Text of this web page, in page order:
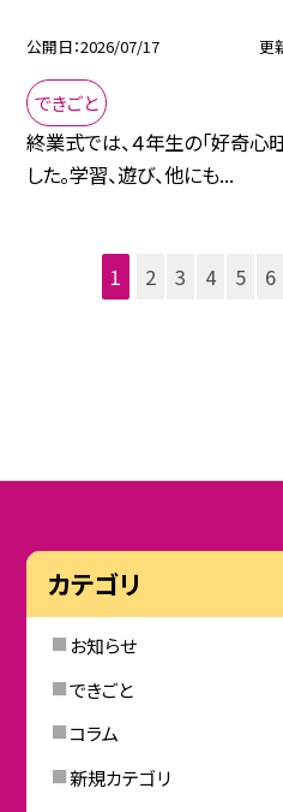
公開日 2026/07/17 更
できごと
終業式では、４年生の「好奇心
した。学習、遊び、他にも...
1 2 3 4 5 6
カテゴリ
お知らせ
できごと
コラム
新規カテゴリ